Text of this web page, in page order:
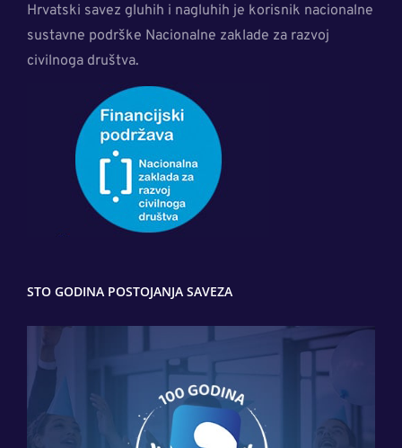
Hrvatski savez gluhih i nagluhih je korisnik nacionalne
sustavne podrške Nacionalne zaklade za razvoj
civilnoga društva.
STO GODINA POSTOJANJA SAVEZA